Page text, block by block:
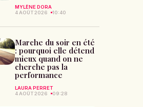
MYLÈNE DORA
4 AOÛT 2026
10:40
Marche du soir en été
: pourquoi elle détend
mieux quand on ne
cherche pas la
performance
LAURA PERRET
4 AOÛT 2026
09:28